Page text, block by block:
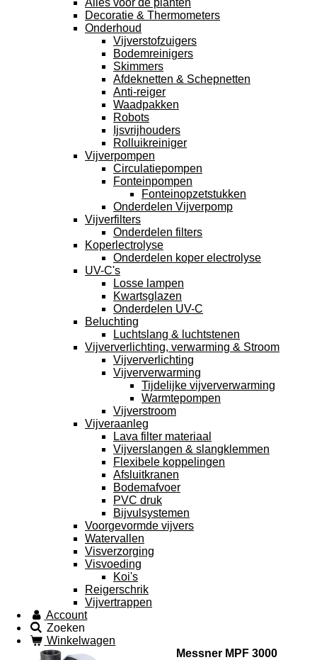
Alles voor de planten
Decoratie & Thermometers
Onderhoud
Vijverstofzuigers
Bodemreinigers
Skimmers
Afdeknetten & Schepnetten
Anti-reiger
Waadpakken
Robots
Ijsvrijhouders
Rolluikreiniger
Vijverpompen
Circulatiepompen
Fonteinpompen
Fonteinopzetstukken
Onderdelen Vijverpomp
Vijverfilters
Onderdelen filters
Koperlectrolyse
Onderdelen koper electrolyse
UV-C's
Losse lampen
Kwartsglazen
Onderdelen UV-C
Beluchting
Luchtslang & luchtstenen
Vijververlichting, verwarming & Stroom
Vijververlichting
Vijververwarming
Tijdelijke vijververwarming
Warmtepompen
Vijverstroom
Vijveraanleg
Lava filter materiaal
Vijverslangen & slangklemmen
Flexibele koppelingen
Afsluitkranen
Bodemafvoer
PVC druk
Bijvulsystemen
Voorgevormde vijvers
Watervallen
Visverzorging
Visvoeding
Koi's
Reigerschrik
Vijvertrappen
Account
Zoeken
Winkelwagen
Messner MPF 3000